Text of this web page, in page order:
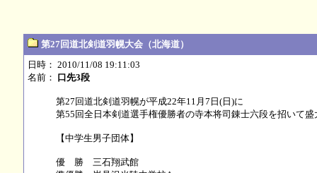
第27回道北剣道羽幌大会（北海道）
日時： 2010/11/08 19:11:03
名前： 口先3段
第27回道北剣道羽幌が平成22年11月7日(日)に
第55回全日本剣道選手権優勝者の寺本将司錬士六段を招いて
【中学生男子団体】
優 勝 三石翔武館